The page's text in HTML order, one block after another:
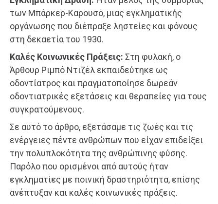
των Μπάρκερ-Καρουσό, μιας εγκληματικής
οργάνωσης που διέπραξε ληστείες και φόνους
στη δεκαετία του 1930.
Καλές Κοινωνικές Πράξεις: Στη φυλακή, ο
Άρθουρ Ριμπό Ντιζέλ εκπαιδεύτηκε ως
οδοντίατρος και πραγματοποίησε δωρεάν
οδοντιατρικές εξετάσεις και θεραπείες για τους
συγκρατούμενους.
Σε αυτό το άρθρο, εξετάσαμε τις ζωές και τις
ενέργειες πέντε ανθρώπων που είχαν επιδείξει
την πολυπλοκότητα της ανθρώπινης φύσης.
Παρόλο που ορισμένοι από αυτούς ήταν
εγκληματίες με ποινική δραστηριότητα, επίσης
ανέπτυξαν και καλές κοινωνικές πράξεις.